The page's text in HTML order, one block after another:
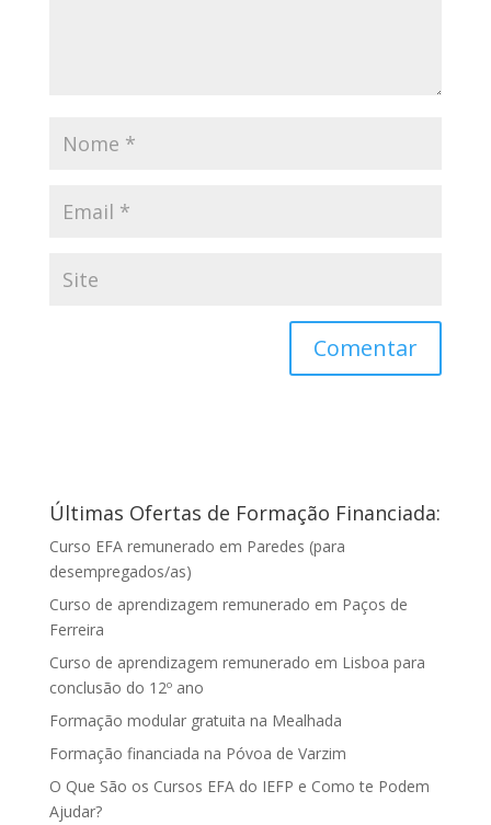
Últimas Ofertas de Formação Financiada:
Curso EFA remunerado em Paredes (para
desempregados/as)
Curso de aprendizagem remunerado em Paços de
Ferreira
Curso de aprendizagem remunerado em Lisboa para
conclusão do 12º ano
Formação modular gratuita na Mealhada
Formação financiada na Póvoa de Varzim
O Que São os Cursos EFA do IEFP e Como te Podem
Ajudar?